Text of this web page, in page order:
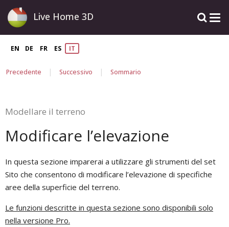
Live Home 3D
EN DE FR ES IT
Precedente | Successivo | Sommario
Modellare il terreno
Modificare l’elevazione
In questa sezione imparerai a utilizzare gli strumenti del set
Sito che consentono di modificare l’elevazione di specifiche
aree della superficie del terreno.
Le funzioni descritte in questa sezione sono disponibili solo
nella versione Pro.